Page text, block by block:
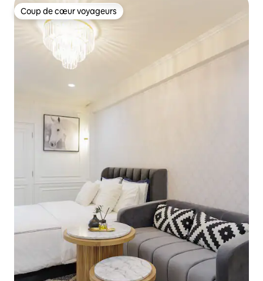
Coup de cœur voyageurs
Coup de cœur voyageurs